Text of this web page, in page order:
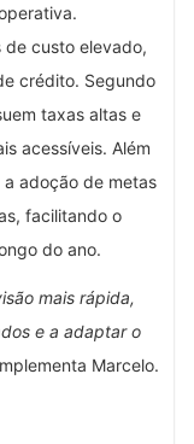
custo elevado,
crédito. Segundo
taxas altas e
acessíveis. Além
adoção de metas
facilitando o
do ano.
mais rápida,
e a adaptar o
Marcelo.